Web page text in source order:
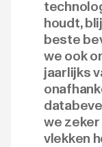
houdt,
beste
we ook
jaarlijks
we
vlekken